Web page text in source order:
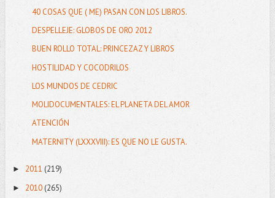
40 COSAS QUE ( ME) PASAN CON LOS LIBROS.
DESPELLEJE: GLOBOS DE ORO 2012
BUEN ROLLO TOTAL: PRINCEZAZ Y LIBROS
HOSTILIDAD Y COCODRILOS
LOS MUNDOS DE CEDRIC
MOLIDOCUMENTALES: EL PLANETA DEL AMOR
ATENCIÓN
MATERNITY (LXXXVIII): ES QUE NO LE GUSTA.
► 2011 (219)
► 2010(265)